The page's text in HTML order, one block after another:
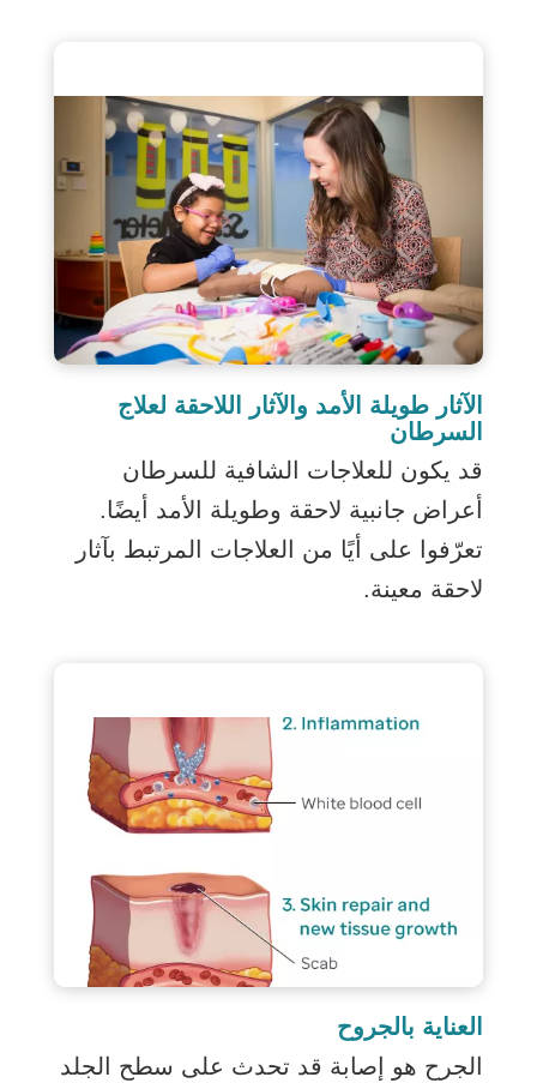
الآثار طويلة الأمد والآثار اللاحقة لعلاج
السرطان
قد يكون للعلاجات الشافية للسرطان
أعراض جانبية لاحقة وطويلة الأمد أيضًا.
تعرّفوا على أيًا من العلاجات المرتبط بآثار
لاحقة معينة.
العناية بالجروح
الجرح هو إصابة قد تحدث على سطح الجلد